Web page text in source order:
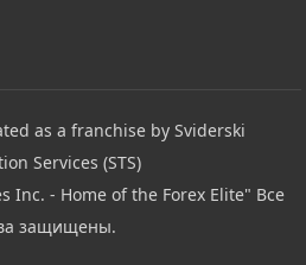
e
as a franchise by Sviderski
Services (STS)
Inc. - Home of the Forex Elite" Все
защищены.